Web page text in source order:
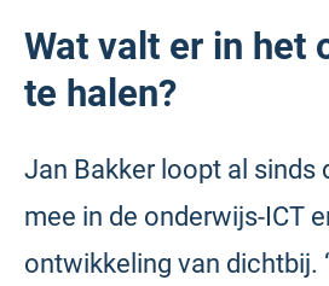
Wat valt er in het
te halen?
Jan Bakker loopt al sinds
mee in de onderwijs-ICT
ontwikkeling van dichtbij.